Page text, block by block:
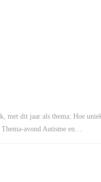
met dit jaar als thema: Hoe
avond Autisme en…